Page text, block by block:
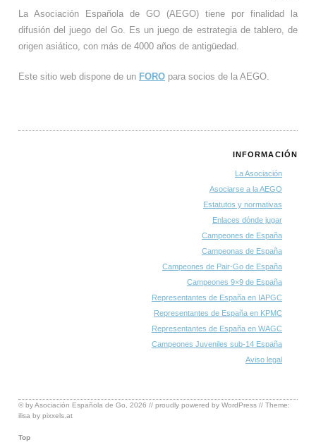
La Asociación Española de GO (AEGO) tiene por finalidad la
difusión del juego del Go. Es un juego de estrategia de tablero, de
origen asiático, con más de 4000 años de antigüedad.
Este sitio web dispone de un FORO para socios de la AEGO.
INFORMACIÓN
La Asociación
Asociarse a la AEGO
Estatutos y normativas
Enlaces dónde jugar
Campeones de España
Campeonas de España
Campeones de Pair-Go de España
Campeones 9×9 de España
Representantes de España en IAPGC
Representantes de España en KPMC
Representantes de España en WAGC
Campeones Juveniles sub-14 España
Aviso legal
© byAsociación Española de Go , 2026 // proudly powered by WordPress // Theme:
ilisa by pixxels.at
Top